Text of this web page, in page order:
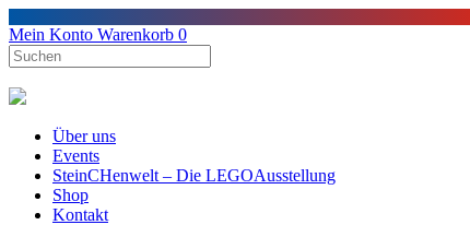
Mein Konto Warenkorb 0
Über uns
Events
SteinCHenwelt – Die LEGOAusstellung
Shop
Kontakt